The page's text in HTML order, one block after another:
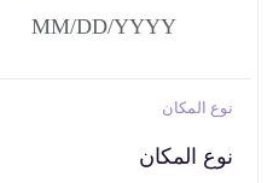
نوع المكان